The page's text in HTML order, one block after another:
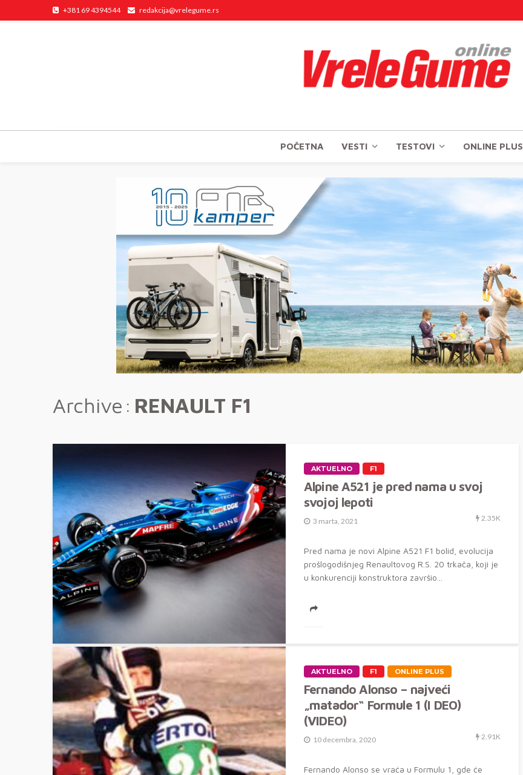
+381 69 4394544 redakcija@vrelegume.rs
POČETNA VESTI TESTOVI ONLINE PLUS
Archive RENAULT F1
AKTUELNO F1
Alpine A521 je pred nama u svoj
svojoj lepoti
3 marta, 2021 2.35K
Pred nama je novi Alpine A521 F1 bolid, evolucija
prošlogodišnjeg Renaultovog R.S. 20 trkača, koji je
u konkurenciji konstruktora završio...
AKTUELNO F1 ONLINE PLUS
Fernando Alonso – najveći
„matador“ Formule 1 (I DEO)
(VIDEO)
10 decembra, 2020 2.91K
Fernando Alonso se vraća u Formulu 1, gde će